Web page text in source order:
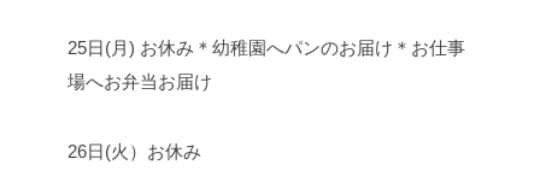
25日(月) お休み ＊幼稚園へパンのお届け ＊お仕事
場へお弁当お届け
26日(火）お休み